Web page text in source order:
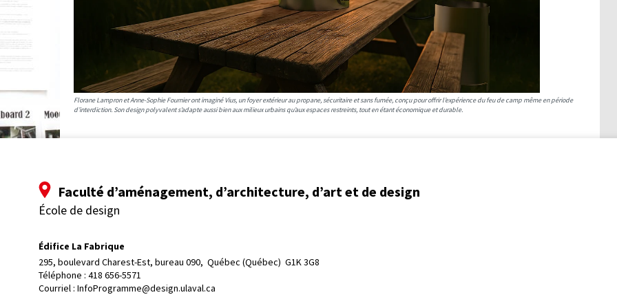
Florane Lampron et Anne-Sophie Fournier ont imaginé Vius, un foyer extérieur au propane, sécuritaire et sans fumée, conçu pour offrir l’expérience du feu de camp même en période
d’interdiction. Son design polyvalent s’adapte aussi bien aux milieux urbains qu’aux espaces restreints, tout en étant économique et durable.
Faculté d’aménagement, d’architecture, d’art et de design
École de design
Édifice La Fabrique
295, boulevard Charest-Est, bureau 090, Québec (Québec)  G1K 3G8
Téléphone : 418 656-5571
Courriel : InfoProgramme@design.ulaval.ca